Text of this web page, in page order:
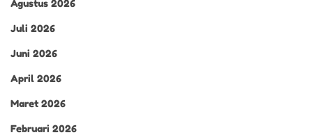
Agustus 2026
Juli 2026
Juni 2026
April 2026
Maret 2026
Februari 2026